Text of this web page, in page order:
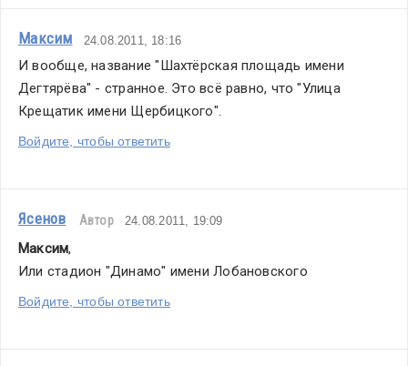
Максим 24.08.2011, 18:16
И вообще, название "Шахтёрская площадь имени
Дегтярёва" - странное. Это всё равно, что "Улица
Крещатик имени Щербицкого".
Войдите, чтобы ответить
Ясенов Автор 24.08.2011, 19:09
Максим,
Или стадион "Динамо" имени Лобановского
Войдите, чтобы ответить